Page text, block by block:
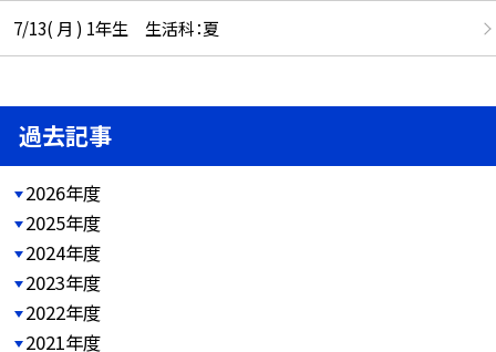
7/13( 月 ) 1年生 生活科：夏
過去記事
2026年度
2025年度
2024年度
2023年度
2022年度
2021年度